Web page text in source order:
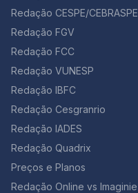
Redação CESPE/CEBRASPE
Redação FGV
Redação FCC
Redação VUNESP
Redação IBFC
Redação Cesgranrio
Redação IADES
Redação Quadrix
Preços e Planos
Redação Online vs Imaginie